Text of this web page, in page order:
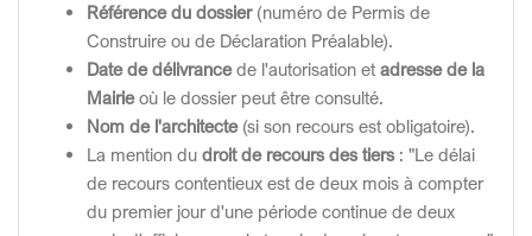
Référence du dossier(numéro de Permis de
Construire ou de Déclaration Préalable).
Date de délivrancede l'autorisation et adresse de la
Mairieoù le dossier peut être consulté.
Nom de l'architecte(si son recours est obligatoire).
La mention du droit de recours des tiers: "Le délai
de recours contentieux est de deux mois à compter
du premier jour d'une période continue de deux